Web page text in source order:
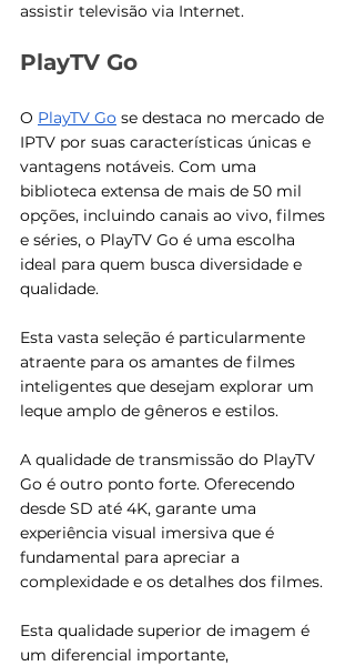
assistir televisão via Internet.
PlayTV Go
O PlayTV Go se destaca no mercado de
IPTV por suas características únicas e
vantagens notáveis. Com uma
biblioteca extensa de mais de 50 mil
opções, incluindo canais ao vivo, filmes
e séries, o PlayTV Go é uma escolha
ideal para quem busca diversidade e
qualidade.
Esta vasta seleção é particularmente
atraente para os amantes de filmes
inteligentes que desejam explorar um
leque amplo de gêneros e estilos.
A qualidade de transmissão do PlayTV
Go é outro ponto forte. Oferecendo
desde SD até 4K, garante uma
experiência visual imersiva que é
fundamental para apreciar a
complexidade e os detalhes dos filmes.
Esta qualidade superior de imagem é
um diferencial importante,